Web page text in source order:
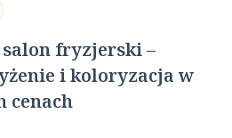
fryzjerski –
i koloryzacja w
cenach